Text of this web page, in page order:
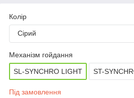
Колір
Сірий
Механізм гойдання
SL-SYNCHRO LIGHT ST-
Під замовлення